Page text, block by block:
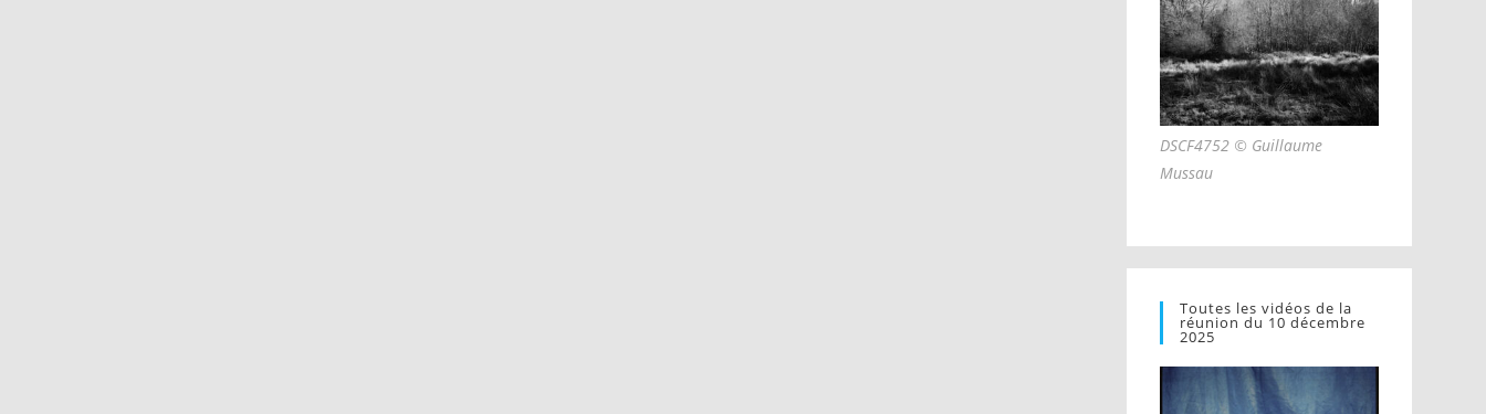
DSCF4752 © Guillaume
Mussau
Toutes les vidéos de la
réunion du 10 décembre
2025